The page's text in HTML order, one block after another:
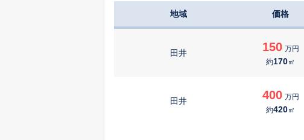
地域 価格
田井 150 万円
約170㎡
田井 400 万円
約420㎡